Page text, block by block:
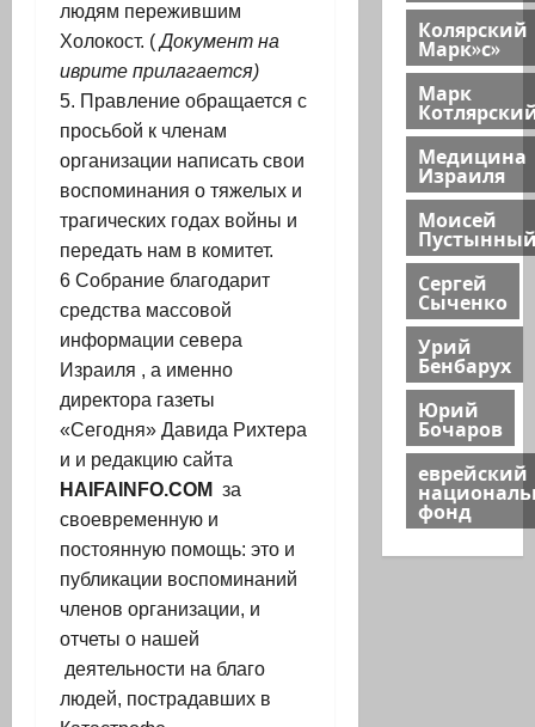
людям пережившим
Холокост. (Документ на
иврите прилагается)
5. Правление обращается с
просьбой к членам
организации написать свои
воспоминания о тяжелых и
трагических годах войны и
передать нам в комитет.
6 Собрание благодарит
средства массовой
информации севера
Израиля , а именно
директора газеты
«Сегодня» Давида Рихтера
и и редакцию сайта
HAIFAINFO.COM за
своевременную и
постоянную помощь: это и
публикации воспоминаний
членов организации, и
отчеты о нашей
деятельности на благо
людей, пострадавших в
Колярский
Марк»с»
Марк
Медицина
Израиля
Моисей
Сергей
Сыченко
Урий
Бенбарух
Юрий
Бочаров
еврейский
фонд